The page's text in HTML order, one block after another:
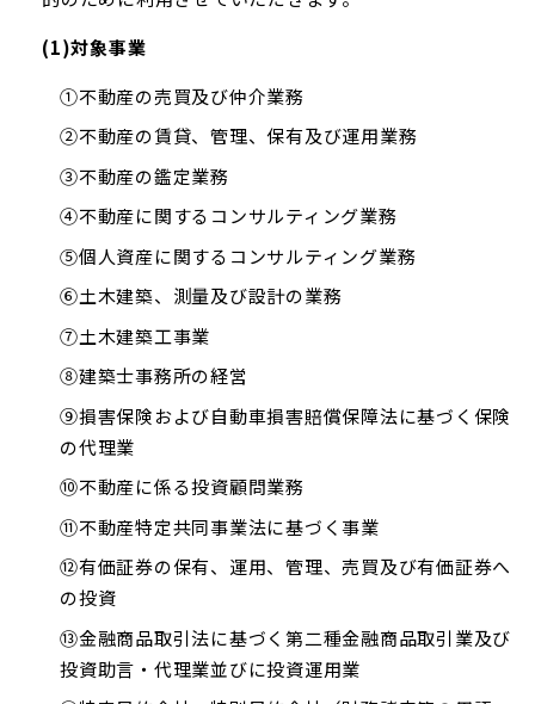
(1)対象事業
①不動産の売買及び仲介業務
②不動産の賃貸、管理、保有及び運用業務
③不動産の鑑定業務
④不動産に関するコンサルティング業務
⑤個人資産に関するコンサルティング業務
⑥土木建築、測量及び設計の業務
⑦土木建築工事業
⑧建築士事務所の経営
⑨損害保険および自動車損害賠償保障法に基づく保険
の代理業
⑩不動産に係る投資顧問業務
⑪不動産特定共同事業法に基づく事業
⑫有価証券の保有、運用、管理、売買及び有価証券へ
の投資
⑬金融商品取引法に基づく第二種金融商品取引業及び
投資助言・代理業並びに投資運用業